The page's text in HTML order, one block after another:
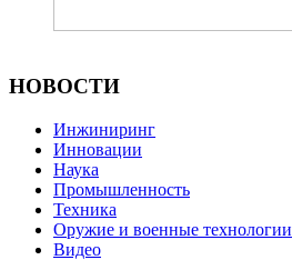
НОВОСТИ
Инжиниринг
Инновации
Наука
Промышленность
Техника
Оружие и военные технологии
Видео